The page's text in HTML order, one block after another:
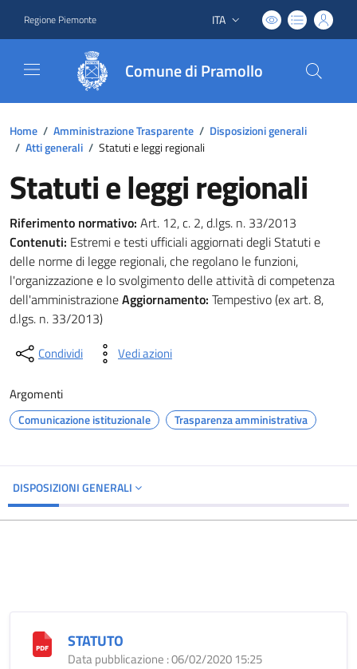
Regione Piemonte Lingua attiva:
ITA
Comune di Pramollo
Home / Amministrazione Trasparente / Disposizioni generali
/ Atti generali / Statuti e leggi regionali
Statuti e leggi regionali
Riferimento normativo: Art. 12, c. 2, d.lgs. n. 33/2013
Contenuti: Estremi e testi ufficiali aggiornati degli Statuti e
delle norme di legge regionali, che regolano le funzioni,
l'organizzazione e lo svolgimento delle attività di competenza
dell'amministrazioneAggiornamento: Tempestivo (ex art. 8,
d.lgs. n. 33/2013)
Condividi Vedi azioni
Argomenti
Comunicazione istituzionale Trasparenza amministrativa
DISPOSIZIONI GENERALI
STATUTO
Data pubblicazione : 06/02/2020 15:25